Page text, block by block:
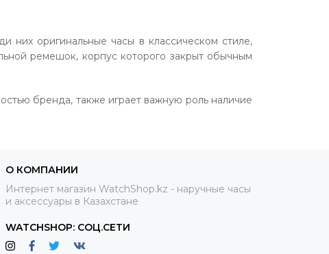
них оригинальные часы в классическом стиле,
ремешок, корпус которого закрыт обычным
бренда, также играет важную роль наличие
О КОМПАНИИ
Интернет магазин WatchShop.kz - наручные часы
и аксессуары в Казахстане
WATCHSHOP: СОЦ.СЕТИ